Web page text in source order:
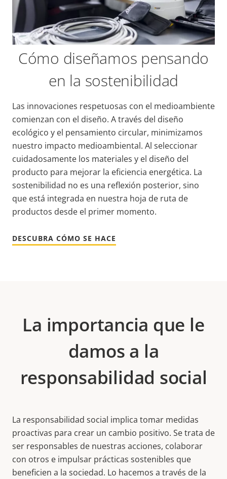
Cómo diseñamos pensando
en la sostenibilidad
Las innovaciones respetuosas con el medioambiente
comienzan con el diseño. A través del diseño
ecológico y el pensamiento circular, minimizamos
nuestro impacto medioambiental. Al seleccionar
cuidadosamente los materiales y el diseño del
producto para mejorar la eficiencia energética. La
sostenibilidad no es una reflexión posterior, sino
que está integrada en nuestra hoja de ruta de
productos desde el primer momento.
DESCUBRA CÓMO SE HACE
La importancia que le
damos a la
responsabilidad social
La responsabilidad social implica tomar medidas
proactivas para crear un cambio positivo. Se trata de
ser responsables de nuestras acciones, colaborar
con otros e impulsar prácticas sostenibles que
beneficien a la sociedad. Lo hacemos a través de la